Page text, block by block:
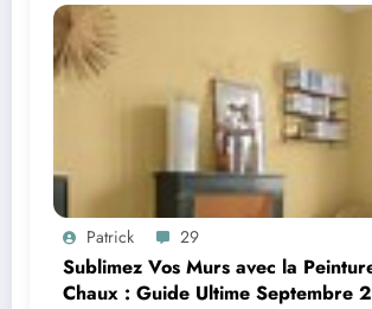
Patrick 29
Sublimez Vos Murs avec la
Chaux : Guide Ultime Septembre